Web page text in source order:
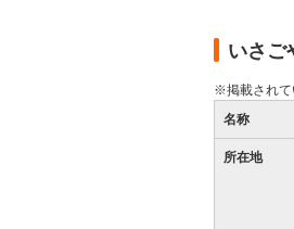
いさご
※掲載されて
名称
所在地